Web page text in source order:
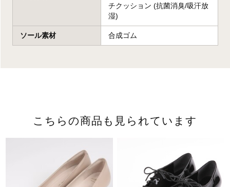
チクッション (抗菌消臭/吸汗放
湿)
ソール素材 合成ゴム
こちらの商品も見られています